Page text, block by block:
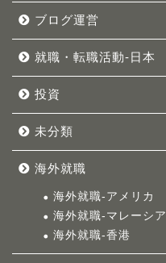
ブログ運営
就職・転職活動-日本
投資
未分類
海外就職
海外就職-アメリカ
海外就職-マレーシア
海外就職-香港